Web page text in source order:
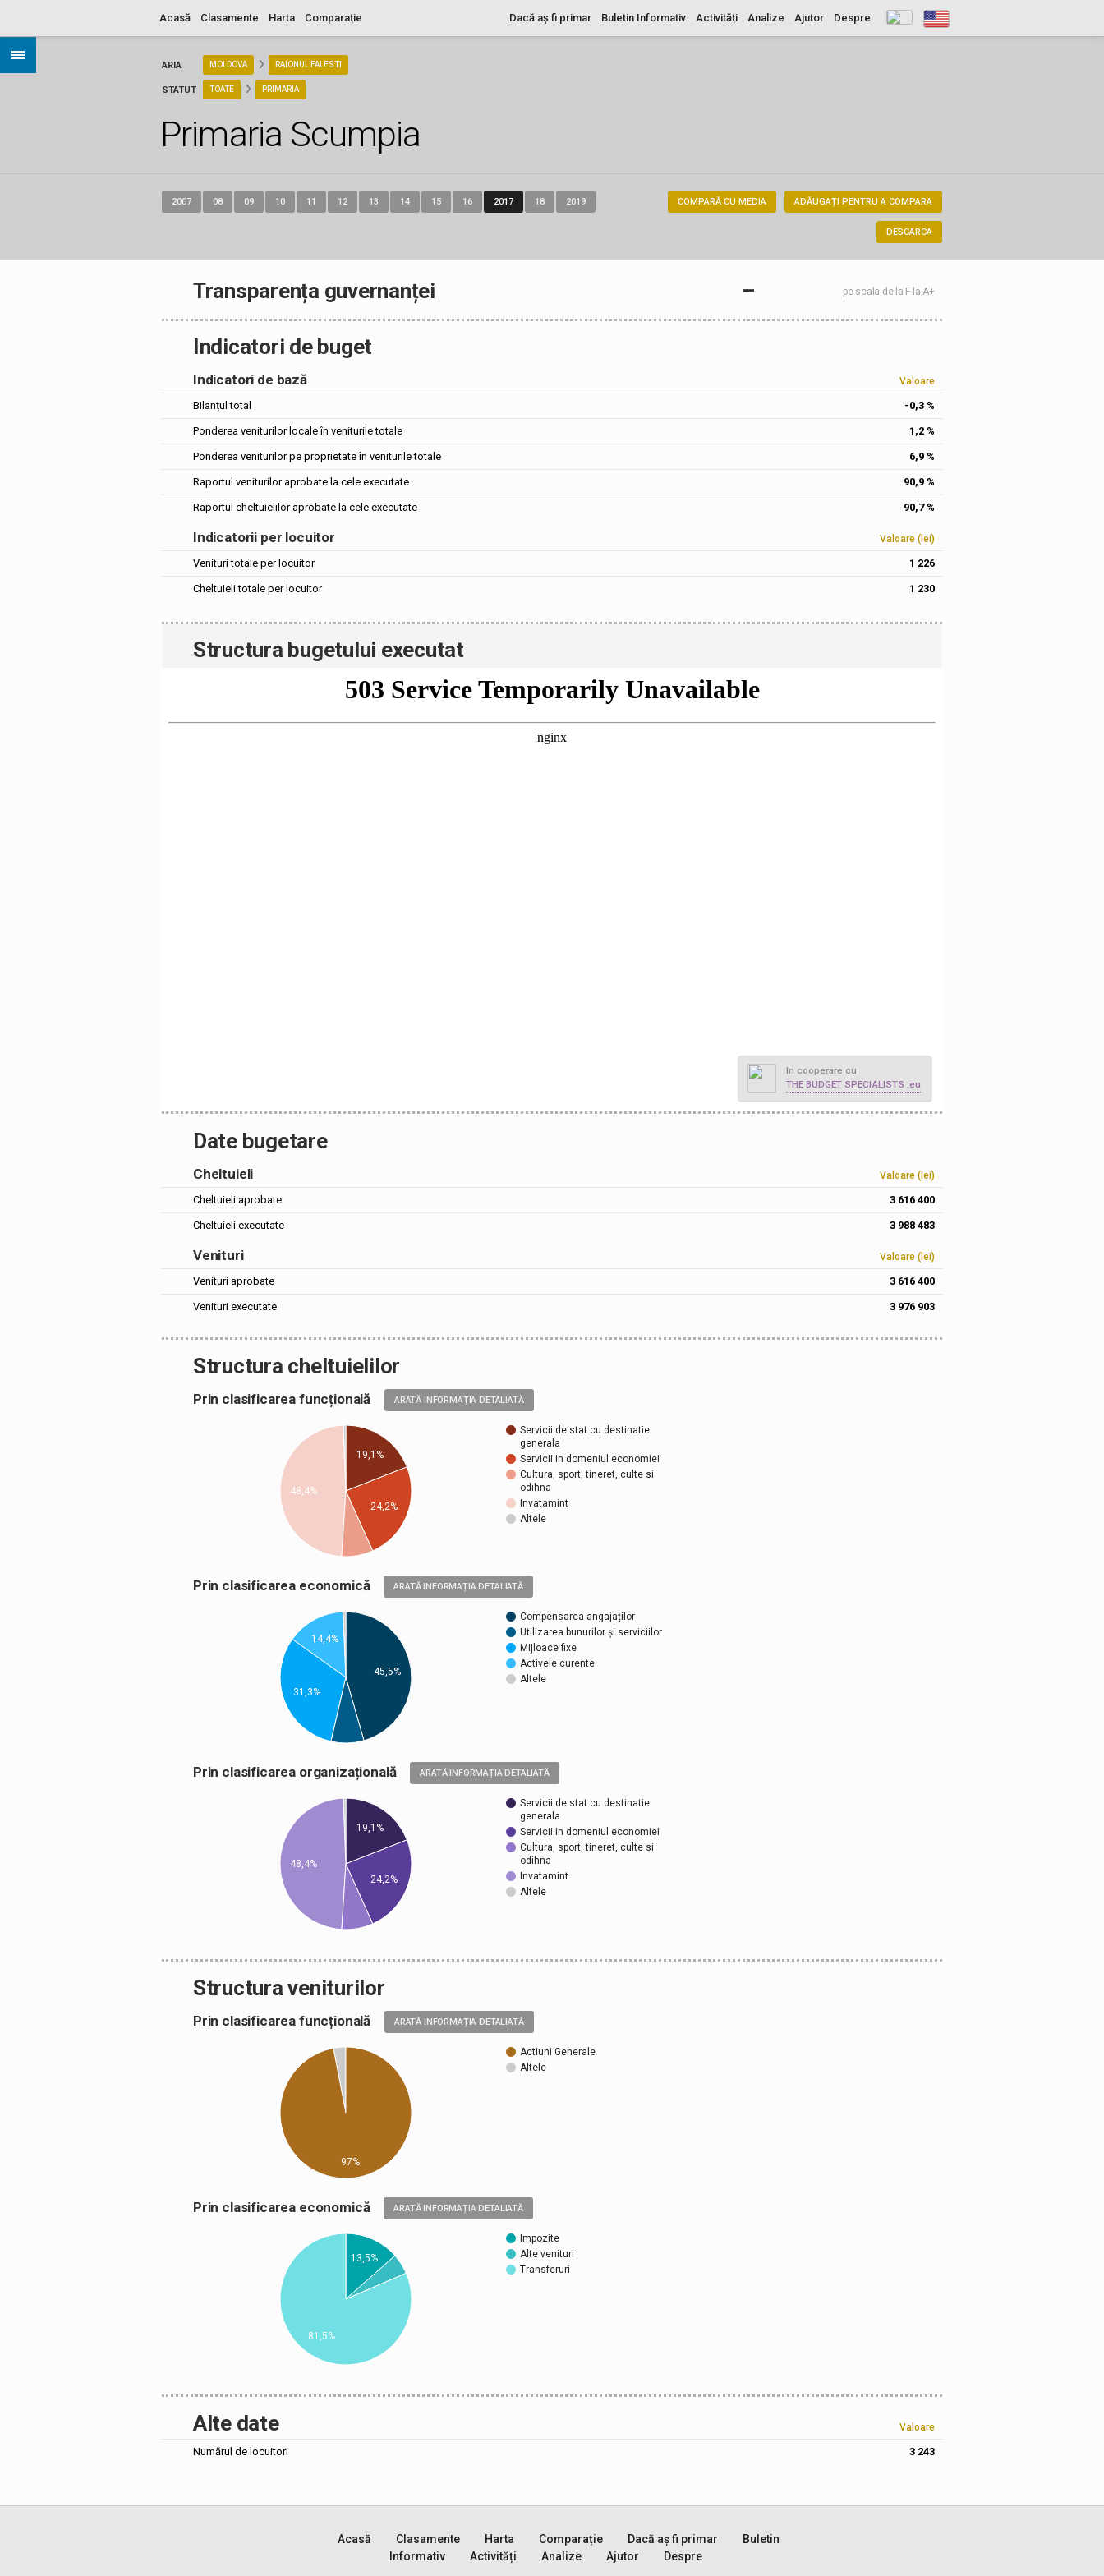
Acasă Despre
Clasamente Ajutor
Analize
Harta Activități
Buletin Informativ
Comparație Dacă aș fi primar
ARIA
STATUT
MOLDOVA RAIONUL FALESTI
TOATE PRIMARIA
Primaria Scumpia
2007 08 09 10 11 12 13 14 15 16 2017 18 2019 ADĂUGAȚI PENTRU A COMPARA
COMPARĂ CU MEDIA
DESCARCA
Transparența guvernanței – pe scala de la F la A+
Indicatori de buget
Indicatori de bază Valoare
Bilanțul total -0,3 %
Ponderea veniturilor locale în veniturile totale 1,2 %
Ponderea veniturilor pe proprietate în veniturile totale 6,9 %
Raportul veniturilor aprobate la cele executate 90,9 %
Raportul cheltuielilor aprobate la cele executate 90,7 %
Indicatorii per locuitor Valoare (lei)
Venituri totale per locuitor 1 226
Cheltuieli totale per locuitor 1 230
Structura bugetului executat
In cooperare cu
THE BUDGET SPECIALISTS .eu
Date bugetare
Cheltuieli Valoare (lei)
Cheltuieli aprobate 3 616 400
Cheltuieli executate 3 988 483
Venituri Valoare (lei)
Venituri aprobate 3 616 400
Venituri executate 3 976 903
Structura cheltuielilor
Prin clasificarea funcțională ARATĂ INFORMAȚIA DETALIATĂ
Servicii de stat cu destinatie
generala
Servicii in domeniul economiei
Cultura, sport, tineret, culte si
odihna
Invatamint
Altele
19,1%
24,2%
48,4%
Prin clasificarea economică ARATĂ INFORMAȚIA DETALIATĂ
Compensarea angajaților
Utilizarea bunurilor și serviciilor
Mijloace fixe
Activele curente
Altele
45,5%
14,4%
31,3%
Prin clasificarea organizațională ARATĂ INFORMAȚIA DETALIATĂ
Servicii de stat cu destinatie
generala
Servicii in domeniul economiei
Cultura, sport, tineret, culte si
odihna
Invatamint
Altele
19,1%
24,2%
48,4%
Structura veniturilor
Prin clasificarea funcțională ARATĂ INFORMAȚIA DETALIATĂ
Actiuni Generale
Altele
97%
Prin clasificarea economică ARATĂ INFORMAȚIA DETALIATĂ
Impozite
Alte venituri
Transferuri
13,5%
81,5%
Alte date Valoare
Numărul de locuitori 3 243
Acasă Clasamente Harta Comparație Dacă aș fi primar
Buletin
Informativ
Activități Analize Ajutor Despre